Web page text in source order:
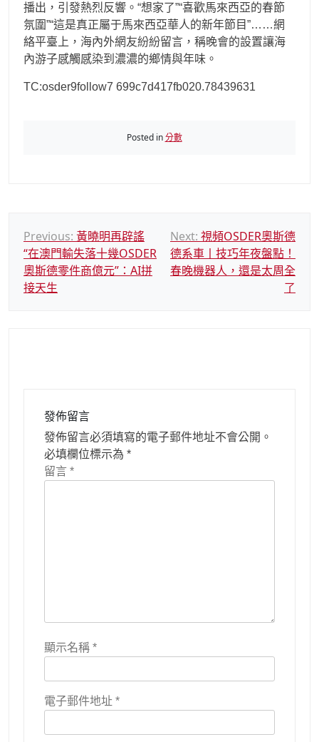
播出，引發熱烈反響。“想家了”“喜歡馬來西亞的春節
氛圍”“這是真正屬于馬來西亞華人的新年節目”……網
絡平臺上，海內外網友紛紛留言，稱晚會的設置讓海
內游子感觸感染到濃濃的鄉情與年味。
TC:osder9follow7 699c7d417fb020.78439631
Posted in分數
文
章
導
Previous: 黃曉明再辟謠
“在澳門輸失落十幾OSDER
奧斯德零件商億元”：AI拼
接天生
Next: 視頻OSDER奧斯德
德系車丨技巧年夜盤點！
春晚機器人，還是太周全
了
發佈留言
發佈留言必須填寫的電子郵件地址不會公開。
必填欄位標示為 *
留言 *
顯示名稱 *
電子郵件地址 *